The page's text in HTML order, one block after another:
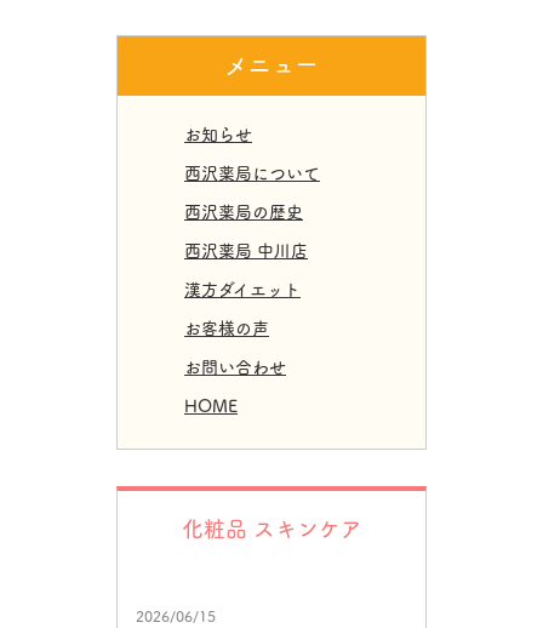
メニュー
お知らせ
西沢薬局について
西沢薬局の歴史
西沢薬局 中川店
漢方ダイエット
お客様の声
お問い合わせ
HOME
化粧品 スキンケア
2026/06/15